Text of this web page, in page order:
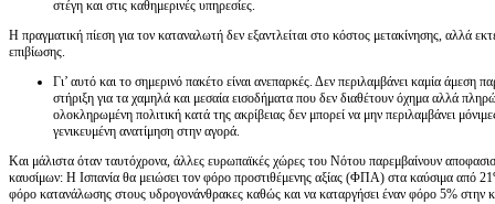
στέγη και στις καθημερινές υπηρεσίες.
Η πραγματική πίεση για τον καταναλωτή δεν εξαντλείται στο κόστος μετακίνησης, αλλά
επιβίωσης.
Γι’ αυτό και το σημερινό πακέτο είναι ανεπαρκές. Δεν περιλαμβάνει καμία άμεση
στήριξη για τα χαμηλά και μεσαία εισοδήματα που δεν διαθέτουν όχημα αλλά
ολοκληρωμένη πολιτική κατά της ακρίβειας δεν μπορεί να μην περιλαμβάνει
γενικευμένη ανατίμηση στην αγορά.
Και μάλιστα όταν ταυτόχρονα, άλλες ευρωπαϊκές χώρες του Νότου παρεμβαίνουν
καυσίμων: Η Ισπανία θα μειώσει τον φόρο προστιθέμενης αξίας (ΦΠΑ) στα καύσιμα από
φόρο κατανάλωσης στους υδρογονάνθρακες καθώς και να καταργήσει έναν φόρο 5% στην